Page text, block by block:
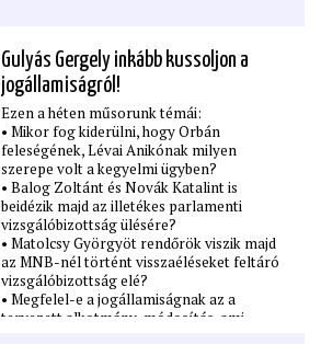
Gulyás Gergely inkább kussoljon a
jogállamiságról!
Ezen a héten műsorunk témái:
• Mikor fog kiderülni, hogy Orbán
feleségének, Lévai Anikónak milyen
szerepe volt a kegyelmi ügyben?
• Balog Zoltánt és Novák Katalint is
beidézik majd az illetékes parlamenti
vizsgálóbizottság ülésére?
• Matolcsy Györgyöt rendőrök viszik majd
az MNB-nél történt visszaéléseket feltáró
vizsgálóbizottság elé?
• Megfelel-e a jogállamiságnak az a
tervezett alkotmány-módosítás, ami